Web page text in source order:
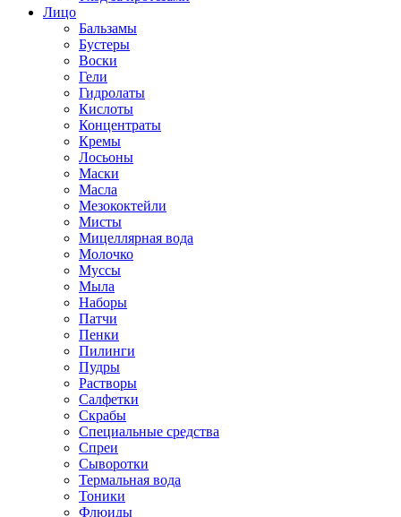
Лицо
Бальзамы
Бустеры
Воски
Гели
Гидролаты
Кислоты
Концентраты
Кремы
Лосьоны
Маски
Масла
Мезококтейли
Мисты
Мицеллярная вода
Молочко
Муссы
Мыла
Наборы
Патчи
Пенки
Пилинги
Пудры
Растворы
Салфетки
Скрабы
Специальные средства
Спреи
Сыворотки
Термальная вода
Тоники
Флюиды